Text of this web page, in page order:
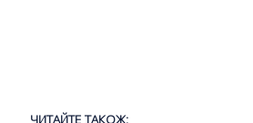
ЧИТАЙТЕ ТАКОЖ: